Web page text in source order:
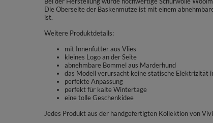
Die Oberseite der Baskenmütze ist mit einem
ist.
Weitere Produktdetails:
mit Innenfutter aus Vlies
kleines Logo an der Seite
abnehmbare Bommel aus Marderhund
das Modell verursacht keine statische Elektrizität
perfekte Anpassung
perfekt für kalte Wintertage
eine tolle Geschenkidee
Jedes Produkt aus der handgefertigten Kollektion von